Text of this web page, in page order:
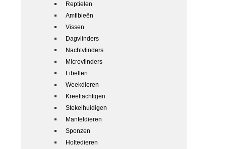
Reptielen
Amfibieën
Vissen
Dagvlinders
Nachtvlinders
Microvlinders
Libellen
Weekdieren
Kreeftachtigen
Stekelhuidigen
Manteldieren
Sponzen
Holtedieren